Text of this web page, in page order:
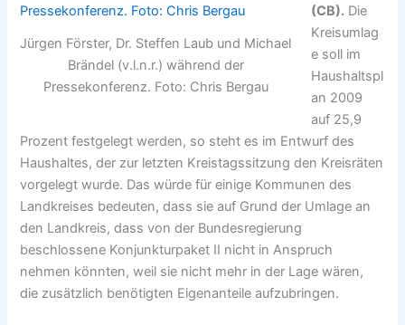
Jürgen Förster, Dr. Steffen Laub und Michael
Brändel (v.l.n.r.) während der
Pressekonferenz. Foto: Chris Bergau
(CB). Die
Kreisumlag
e soll im
Haushaltspl
an 2009
auf 25,9
Prozent festgelegt werden, so steht es im Entwurf des
Haushaltes, der zur letzten Kreistagssitzung den Kreisräten
vorgelegt wurde. Das würde für einige Kommunen des
Landkreises bedeuten, dass sie auf Grund der Umlage an
den Landkreis, dass von der Bundesregierung
beschlossene Konjunkturpaket II nicht in Anspruch
nehmen könnten, weil sie nicht mehr in der Lage wären,
die zusätzlich benötigten Eigenanteile aufzubringen.